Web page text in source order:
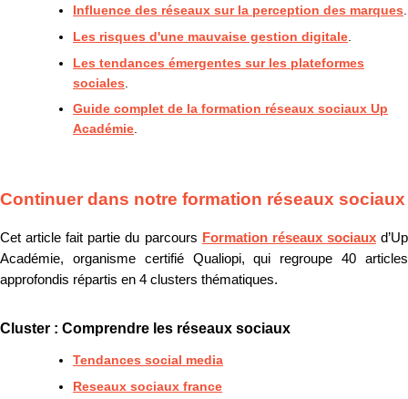
Influence des réseaux sur la perception des marques.
Les risques d'une mauvaise gestion digitale
Les tendances émergentes sur les plateformes
sociales
Guide complet de la formation réseaux sociaux Up
Académie
Continuer dans notre formation réseaux sociaux
Cet article fait partie du parcours Formation réseaux sociauxd’Up
Académie, organisme certifié Qualiopi, qui regroupe 40 articles
approfondis répartis en 4 clusters thématiques.
Cluster : Comprendre les réseaux sociaux
Tendances social media
Reseaux sociaux france